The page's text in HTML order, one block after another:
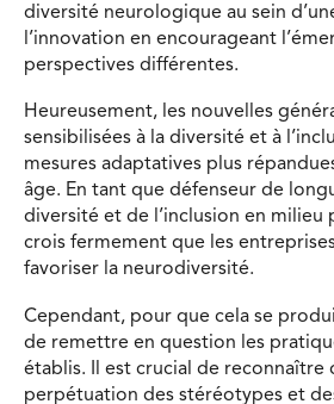
diversité neurologique au sein
l’innovation en encourageant
perspectives différentes.
Heureusement, les nouvelles
sensibilisées à la diversité et à
mesures adaptatives plus
âge. En tant que défenseur de
diversité et de l’inclusion en milieu
crois fermement que les
favoriser la neurodiversité.
Cependant, pour que cela se
de remettre en question les
établis. Il est crucial de reconnaître
perpétuation des stéréotypes et